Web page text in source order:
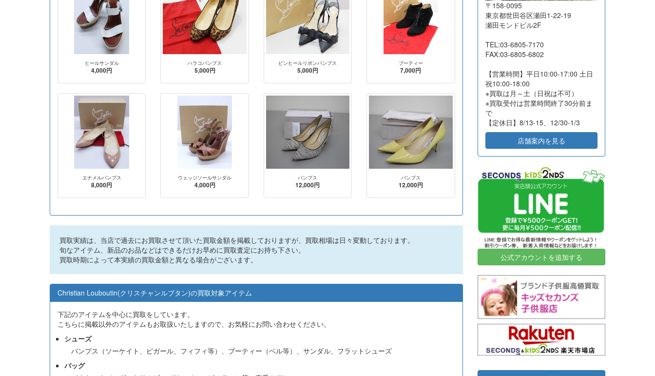
ヒールサンダル
4,000円
ハラコパンプス
5,000円
ピンヒールリボンパンプス
5,000円
ブーティー
7,000円
エナメルパンプス
8,000円
ウェッジソールサンダル
4,000円
パンプス
12,000円
パンプス
12,000円
買取実績は、当店で過去にお買取させて頂いた買取金額を掲載しておりますが、買取相場は日々変動しております。
旬なアイテム、新品のお品などはできるだけお早めに買取査定にお持ち下さい。
買取時期によって本実績の買取金額と異なる場合がございます。
Christian Louboutin(クリスチャンルブタン)の買取対象アイテム
下記のアイテムを中心に買取をしています。
こちらに掲載以外のアイテムもお取扱いたしますので、お気軽にお問い合わせください。
シューズ
パンプス（ソーケイト、ピガール、フィフィ等）、ブーティー（ベル等）、サンダル、フラットシューズ
バッグ
2026-07-16 大阪府吹田市
2026-07-16 横浜市港北区
2026-07-14 相模原市緑区
2026-07-13 東京都国分寺市 10 7,500
2026-07-10 名古屋市昭和区
2026-07-10 高知県高知市 15 13,350
2026-07-10
2026-07-10 東京都文京区 14 131,700
2026-07-07 東京都江東区 23,600
2026-07-03 大阪府堺市 6,000
20
2026-07-02 横浜市都筑区 12
2026-06-30 高知県高知市 21 12,050
2026-06-23 名古屋市千種区 2 31,500
2026-06-23 川崎市川崎区 10 34,000
2026-06-18 神奈川県鎌倉市 10
2026-06-18 東京都渋谷区
岐阜県大垣市 43
東京都目黒区
2026-06-16 東京都豊島区 2 15,500
〒158-0095
東京都世田谷区瀬田1-22-19
瀬田モンドビル2F
TEL:03-6805-7170
FAX:03-6805-6802
【営業時間】平日10:00-17:00 土日
祝10:00-18:00
※買取は月～土（日祝は不可）
※買取受付は営業時間終了30分前ま
で
【定休日】8/13-15、12/30-1/3
店舗案内を見る
公式アカウントを追加する